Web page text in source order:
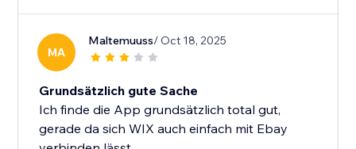
MA
Maltemuuss/ Oct 18, 2025
Grundsätzlich gute Sache
Ich finde die App grundsätzlich total gut,
gerade da sich WIX auch einfach mit Ebay